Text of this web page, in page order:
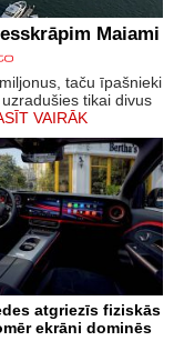
Maiami
taču īpašnieki
tikai divus
VAIRĀK
atgriezīs fiziskās
ekrāni dominēs